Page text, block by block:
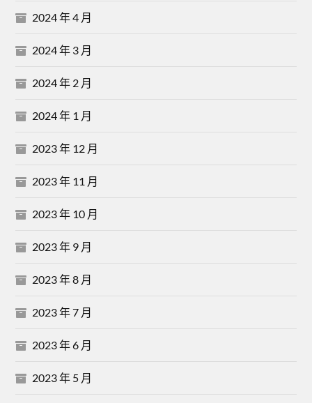
2024 年 4 月
2024 年 3 月
2024 年 2 月
2024 年 1 月
2023 年 12 月
2023 年 11 月
2023 年 10 月
2023 年 9 月
2023 年 8 月
2023 年 7 月
2023 年 6 月
2023 年 5 月